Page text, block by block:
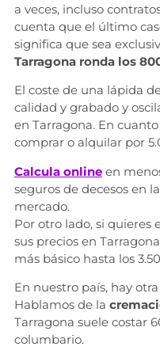
a veces, incluso
cuenta que el último
significa que sea
Tarragona ronda los
El coste de una lápida
calidad y grabado y
en Tarragona. En
comprar o alquilar por
Calcula onlineen
seguros de decesos en
mercado.
Por otro lado, si quieres
sus precios en
más básico hasta los
En nuestro país, hay
Hablamos de la
Tarragona suele costar
columbario.